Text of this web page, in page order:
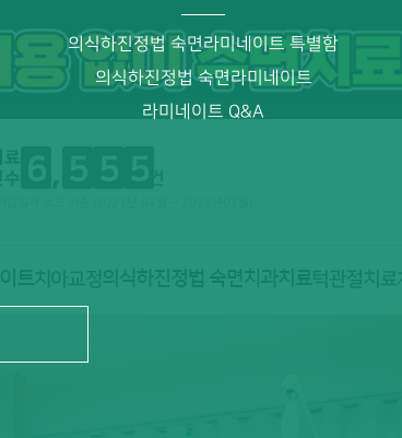
의식하진정법 숙면라미네이트 특별함
의식하진정법 숙면라미네이트
라미네이트 Q&A